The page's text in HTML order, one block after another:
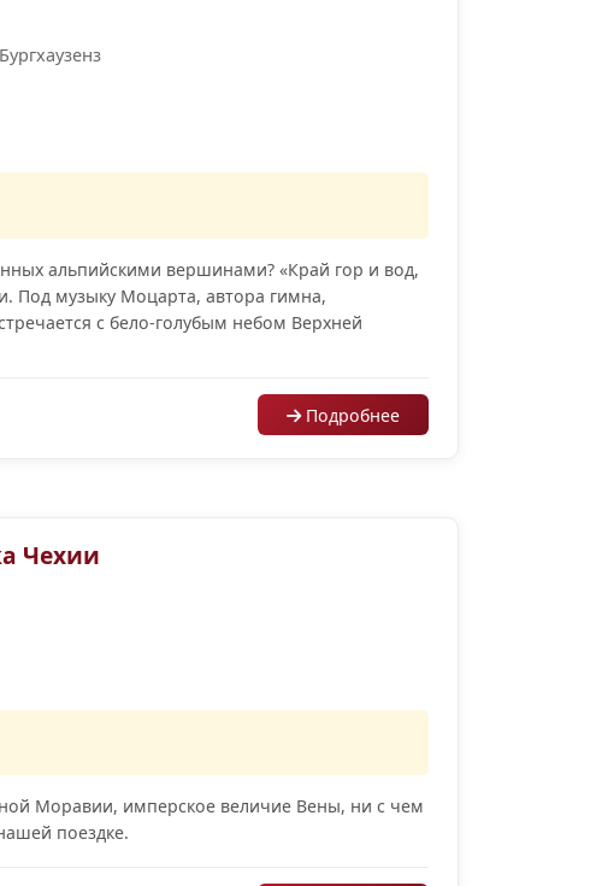
альпийскими вершинами? «Край гор и вод,
Под музыку Моцарта, автора гимна,
с бело-голубым небом Верхней
Подробнее
Чехии
Моравии, имперское величие Вены, ни с чем
поездке.